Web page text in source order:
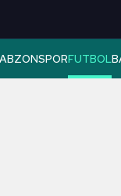
FUTBOL